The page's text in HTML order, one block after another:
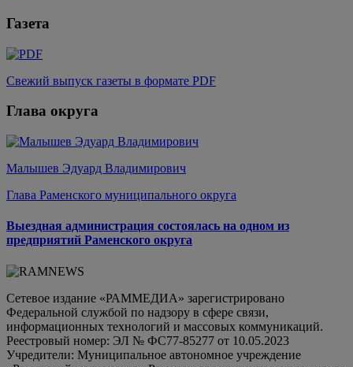
Газета
Свежий выпуск газеты в формате PDF
Глава округа
Малышев Эдуард Владимирович
Глава Раменского муниципального округа
Выездная администрация состоялась на одном из
предприятий Раменского округа
Сетевое издание «РАММЕДИА» зарегистрировано
Федеральной службой по надзору в сфере связи,
информационных технологий и массовых коммуникаций.
Реестровый номер: ЭЛ № ФС77-85277 от 10.05.2023
Учредители: Муниципальное автономное учреждение